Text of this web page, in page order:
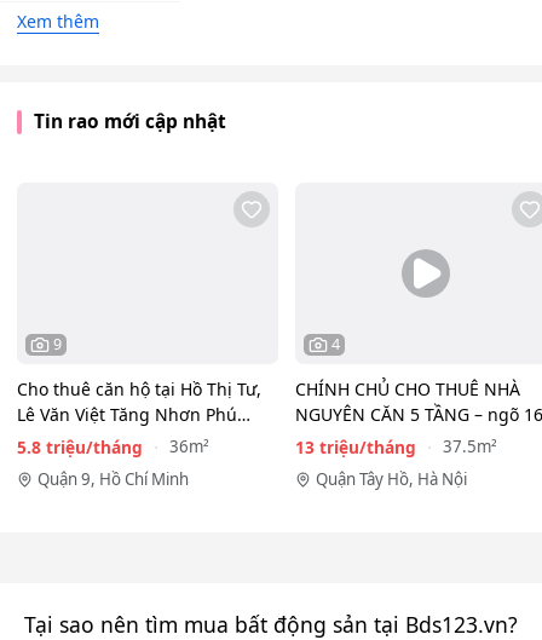
Xem thêm
Tin rao mới cập nhật
9
Cho thuê căn hộ tại Hồ Thị Tư,
Lê Văn Việt Tăng Nhơn Phú
Quận 9(cũ) Thủ…
5.8 triệu/tháng
36m²
Quận 9, Hồ Chí Minh
4
CHÍNH CHỦ CHO THUÊ NHÀ
NGUYÊN CĂN 5 TẦNG – ngõ
Đồng Cổ, Tây Hồ
13 triệu/tháng
37.5m²
Quận Tây Hồ, Hà Nội
Tại sao nên tìm mua bất động sản tại Bds123.vn?